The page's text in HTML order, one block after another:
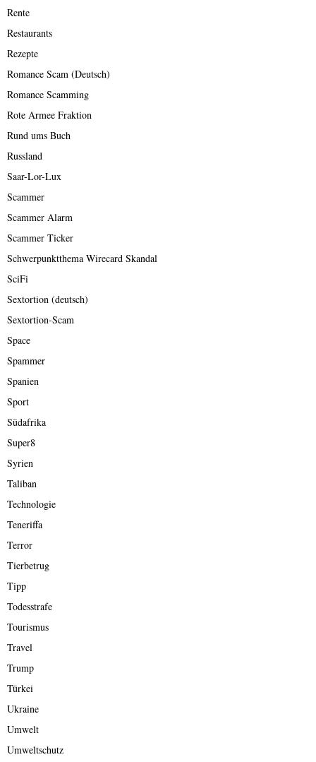
Rente
Restaurants
Rezepte
Romance Scam (Deutsch)
Romance Scamming
Rote Armee Fraktion
Rund ums Buch
Russland
Saar-Lor-Lux
Scammer
Scammer Alarm
Scammer Ticker
Schwerpunktthema Wirecard Skandal
SciFi
Sextortion (deutsch)
Sextortion-Scam
Space
Spammer
Spanien
Sport
Südafrika
Super8
Syrien
Taliban
Technologie
Teneriffa
Terror
Tierbetrug
Tipp
Todesstrafe
Tourismus
Travel
Trump
Türkei
Ukraine
Umwelt
Umweltschutz